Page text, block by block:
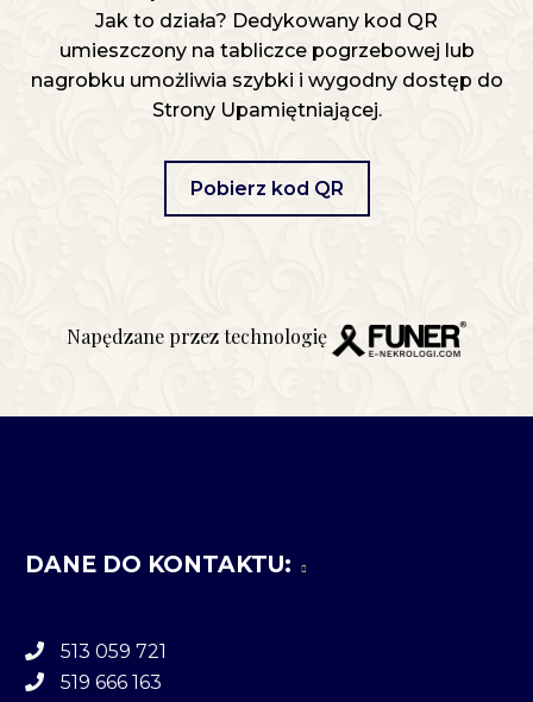
Jak to działa? Dedykowany kod QR
umieszczony na tabliczce pogrzebowej lub
nagrobku umożliwia szybki i wygodny dostęp do
Strony Upamiętniającej.
Pobierz kod QR
Napędzane przez technologię
DANE DO KONTAKTU:
513 059 721
519 666 163